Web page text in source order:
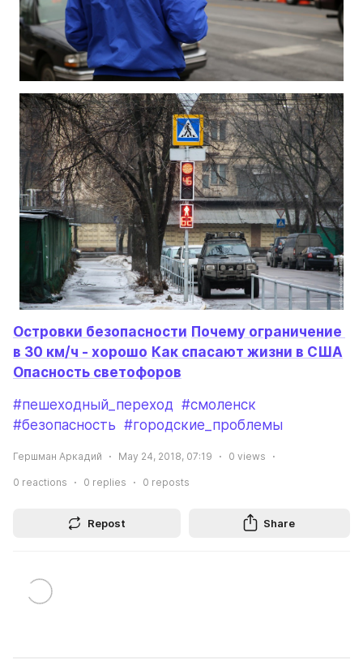
Островки безопасности Почему ограничение
в 30 км/ч - хорошо Как спасают жизни в США
Опасность светофоров
#пешеходный_переход #смоленск
#безопасность #городские_проблемы
Гершман Аркадий May 24, 2018, 07:19 0 views
0 reactions 0 replies 0 reposts
Repost Share